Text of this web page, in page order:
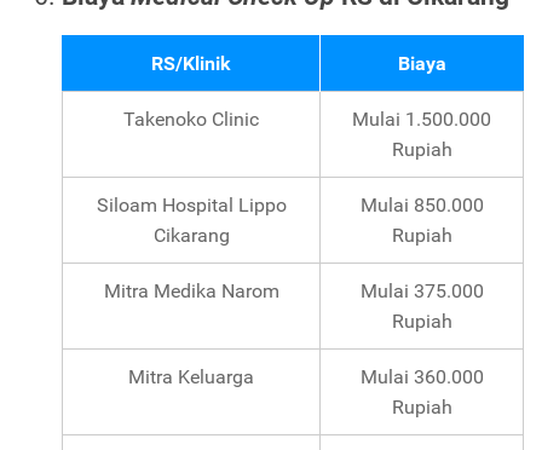
RS/Klinik Biaya
Takenoko Clinic
Mulai 1.500.000
Rupiah
Siloam Hospital Lippo
Cikarang
Mulai 850.000
Rupiah
Mitra Medika Narom
Mulai 375.000
Rupiah
Mitra Keluarga
Mulai 360.000
Rupiah